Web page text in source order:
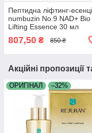
Пептидна ліфтинг-
numbuzin No.9 NAD+ Bio
Lifting Essence 30 мл
807,50 ₴ 850 ₴
Акційні пропозиції
ОРИГІНАЛ –32%